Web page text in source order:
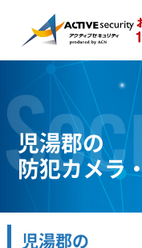
児湯郡の
防犯カメラ
児湯郡の